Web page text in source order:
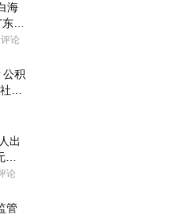
海
还
事
论
公积
保
出
论
管